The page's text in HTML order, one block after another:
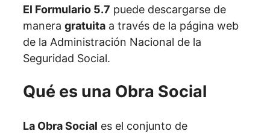
El Formulario 5.7 puede descargarse de
manera gratuita a través de la página web
de la Administración Nacional de la
Seguridad Social.
Qué es una Obra Social
La Obra Social es el conjunto de